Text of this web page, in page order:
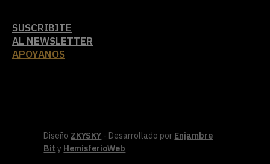
SUSCRIBITE
AL NEWSLETTER
APOYANOS
Diseño ZKYSKY - Desarrollado por Enjambre
Bit y HemisferioWeb